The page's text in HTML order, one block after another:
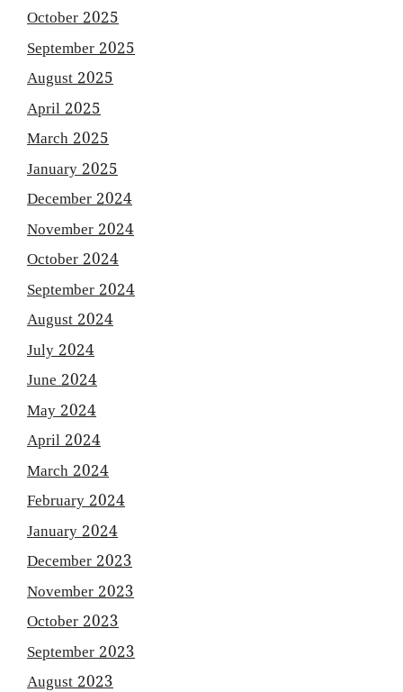
October 2025
September 2025
August 2025
April 2025
March 2025
January 2025
December 2024
November 2024
October 2024
September 2024
August 2024
July 2024
June 2024
May 2024
April 2024
March 2024
February 2024
January 2024
December 2023
November 2023
October 2023
September 2023
August 2023